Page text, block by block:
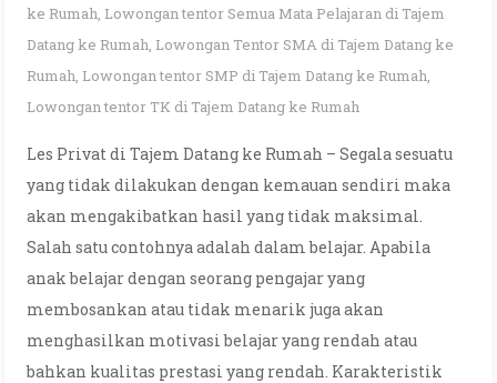
ke Rumah, Lowongan tentor Semua Mata Pelajaran di Tajem
Datang ke Rumah, Lowongan Tentor SMA di Tajem Datang ke
Rumah, Lowongan tentor SMP di Tajem Datang ke Rumah,
Lowongan tentor TK di Tajem Datang ke Rumah
Les Privat di Tajem Datang ke Rumah – Segala sesuatu
yang tidak dilakukan dengan kemauan sendiri maka
akan mengakibatkan hasil yang tidak maksimal.
Salah satu contohnya adalah dalam belajar. Apabila
anak belajar dengan seorang pengajar yang
membosankan atau tidak menarik juga akan
menghasilkan motivasi belajar yang rendah atau
bahkan kualitas prestasi yang rendah. Karakteristik